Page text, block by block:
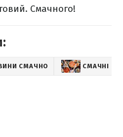
Смачного!
СМАЧНО СМАЧНІ